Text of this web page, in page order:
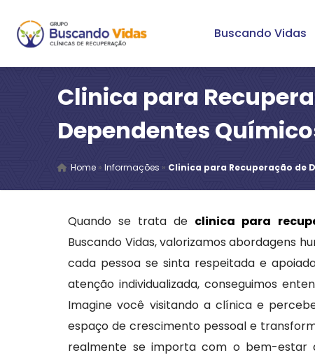
Buscando Vidas
Clinica para
Dependentes
Home »Informações » Clinica para Recuperação de
Quando se trata de clinica para
Buscando Vidas, valorizamos abordagens
cada pessoa se sinta respeitada e
atenção individualizada, conseguimos
Imagine você visitando a clínica e
espaço de crescimento pessoal e
realmente se importa com o bem-estar